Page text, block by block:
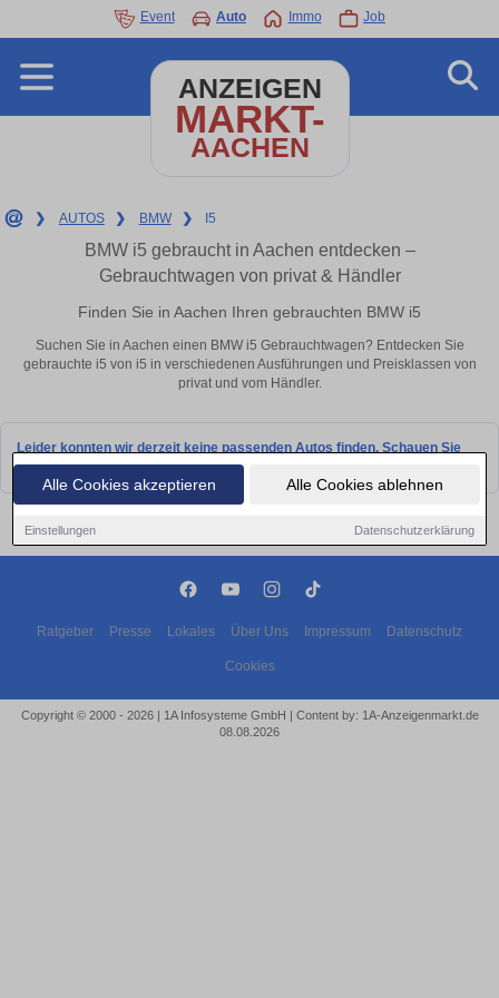
Alle Cookies akzeptieren Alle Cookies ablehnen
Einstellungen Datenschutzerklärung
Event Auto Immo Job
ANZEIGEN
MARKT-
AACHEN
❯ AUTOS ❯ BMW ❯ I5
BMW i5 gebraucht in Aachen entdecken –
Gebrauchtwagen von privat & Händler
Finden Sie in Aachen Ihren gebrauchten BMW i5
Suchen Sie in Aachen einen BMW i5 Gebrauchtwagen? Entdecken Sie
gebrauchte i5 von i5 in verschiedenen Ausführungen und Preisklassen von
privat und vom Händler.
Leider konnten wir derzeit keine passenden Autos finden. Schauen Sie
bald wieder vorbei!
Ratgeber Presse Lokales Über Uns Impressum Datenschutz
Cookies
Copyright © 2000 - 2026 | 1A Infosysteme GmbH | Content by: 1A-Anzeigenmarkt.de
08.08.2026